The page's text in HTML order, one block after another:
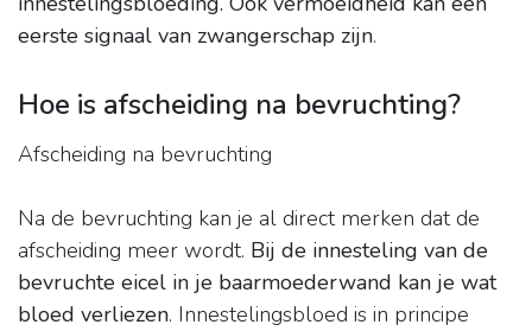
eerste signaal van zwangerschap zijn.
Hoe is afscheiding na bevruchting?
Afscheiding na bevruchting
Na de bevruchting kan je al direct merken dat de
afscheiding meer wordt. Bij de innesteling van de
bevruchte eicel in je baarmoederwand kan je wat
bloed verliezen. Innestelingsbloed is in principe